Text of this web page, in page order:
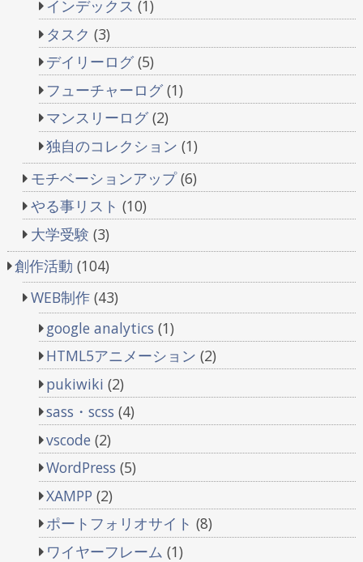
インデックス (1)
タスク (3)
デイリーログ(5)
フューチャーログ(1)
マンスリーログ(2)
独自のコレクション (1)
モチベーションアップ(6)
やる事リスト (10)
大学受験 (3)
創作活動 (104)
WEB制作(43)
google analytics (1)
HTML5アニメーション (2)
pukiwiki (2)
sass・scss (4)
vscode (2)
WordPress (5)
XAMPP (2)
ポートフォリオサイト (8)
ワイヤーフレーム (1)